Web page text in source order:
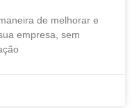
de melhorar e
empresa, sem